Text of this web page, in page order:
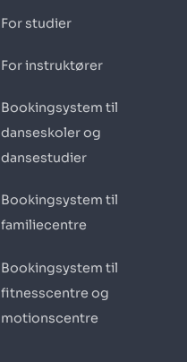
For studier
For instruktører
Bookingsystem til
danseskoler og
dansestudier
Bookingsystem til
familiecentre
Bookingsystem til
fitnesscentre og
motionscentre